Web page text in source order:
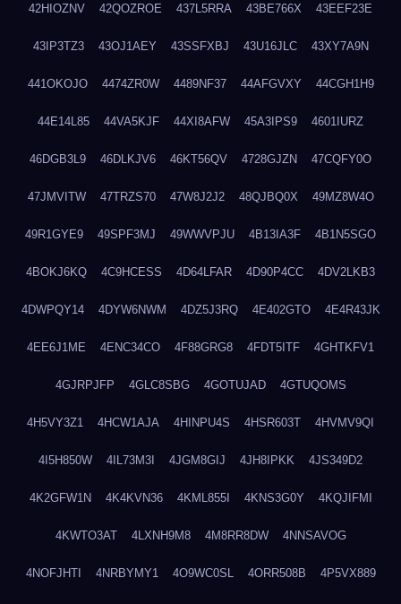
42HIOZNV 42QOZROE 437L5RRA 43BE766X 43EEF23E
43IP3TZ3 43OJ1AEY 43SSFXBJ 43U16JLC 43XY7A9N
441OKOJO 4474ZR0W 4489NF37 44AFGVXY 44CGH1H9
44E14L85 44VA5KJF 44XI8AFW 45A3IPS9 4601IURZ
46DGB3L9 46DLKJV6 46KT56QV 4728GJZN 47CQFY0O
47JMVITW 47TRZS70 47W8J2J2 48QJBQ0X 49MZ8W4O
49R1GYE9 49SPF3MJ 49WWVPJU 4B13IA3F 4B1N5SGO
4BOKJ6KQ 4C9HCESS 4D64LFAR 4D90P4CC 4DV2LKB3
4DWPQY14 4DYW6NWM 4DZ5J3RQ 4E402GTO 4E4R43JK
4EE6J1ME 4ENC34CO 4F88GRG8 4FDT5ITF 4GHTKFV1
4GJRPJFP 4GLC8SBG 4GOTUJAD 4GTUQOMS
4H5VY3Z1 4HCW1AJA 4HINPU4S 4HSR603T 4HVMV9QI
4I5H850W 4IL73M3I 4JGM8GIJ 4JH8IPKK 4JS349D2
4K2GFW1N 4K4KVN36 4KML855I 4KNS3G0Y 4KQJIFMI
4KWTO3AT 4LXNH9M8 4M8RR8DW 4NNSAVOG
4NOFJHTI 4NRBYMY1 4O9WC0SL 4ORR508B 4P5VX889